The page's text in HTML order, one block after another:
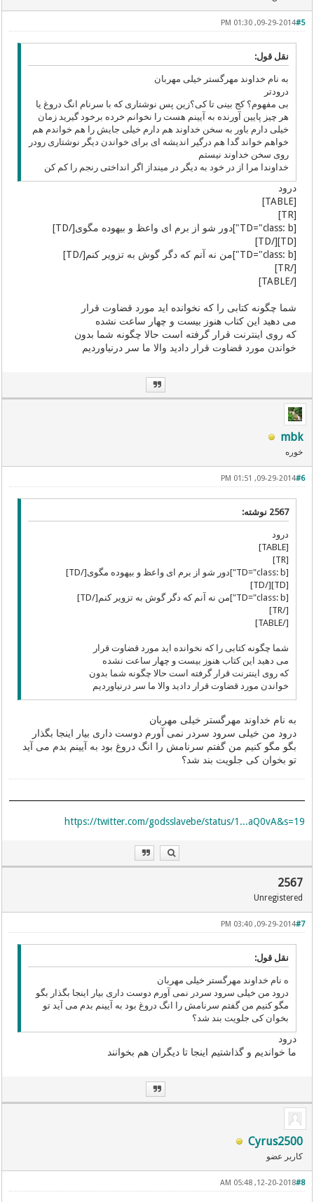
#5
09-29-2014, 01:30 PM
نقل قول:
به نام خداوند مهرگستر خیلی مهربان
درودتر
بی مفهوم؟ کج بینی تا کی؟زین پس نوشتاری که با سرنام انگ دروغ یا
هر چیز پایین آورنده به آیینم هست را نخوانم خرده برخود گیرید زمان
خیلی دارم باور به سخن خداوند هم دارم خیلی جایش را هم خواندم هم
خواهم خواند گدا هم درگیر اندیشه ای برای خواندن دیگر نوشتاری رودر
روی سخن خداوند نیستم
خداوندا مرا از در خود به دیگر در مینداز اگر انداختی رنجم را کم کن
درود
[TABLE]
[TR]
[TD="class: b"]دور شو از برم ای واعظ و بیهوده مگوی[/TD]
[TD][/TD]
[TD="class: b"]من نه آنم که دگر گوش به تزویر کنم[/TD]
[/TR]
[/TABLE]
شما چگونه کتابی را که نخوانده اید مورد قضاوت قرار
می دهید این کتاب هنوز بیست و چهار ساعت نشده
که روی اینترنت قرار گرفته است حالا چگونه شما بدون
خواندن مورد قضاوت قرار دادید والا ما سر درنیاوردیم
mbk
خوره
#6
09-29-2014, 01:51 PM
2567 نوشته:
درود
[TABLE]
[TR]
[TD="class: b"]دور شو از برم ای واعظ و بیهوده مگوی[/TD]
[TD][/TD]
[TD="class: b"]من نه آنم که دگر گوش به تزویر کنم[/TD]
[/TR]
[/TABLE]
شما چگونه کتابی را که نخوانده اید مورد قضاوت قرار
می دهید این کتاب هنوز بیست و چهار ساعت نشده
که روی اینترنت قرار گرفته است حالا چگونه شما بدون
خواندن مورد قضاوت قرار دادید والا ما سر درنیاوردیم
به نام خداوند مهرگستر خیلی مهربان
درود من خیلی سرود سردر نمی آورم دوست داری بیار اینجا بگذار
بگو مگو کنیم من گفتم سرنامش را انگ دروغ بود به آیینم بدم می آید
تو بخوان کی جلویت بند شد؟
https://twitter.com/godsslavebe/status/1...aQ0vA&s=19
2567
Unregistered
#7
09-29-2014, 03:40 PM
نقل قول:
ه نام خداوند مهرگستر خیلی مهربان
درود من خیلی سرود سردر نمی آورم دوست داری بیار اینجا بگذار بگو
مگو کنیم من گفتم سرنامش را انگ دروغ بود به آیینم بدم می آید تو
بخوان کی جلویت بند شد؟
درود
ما خواندیم و گذاشتیم اینجا تا دیگران هم بخوانند
Cyrus2500
کاربر عضو
#8
12-20-2018, 05:48 AM